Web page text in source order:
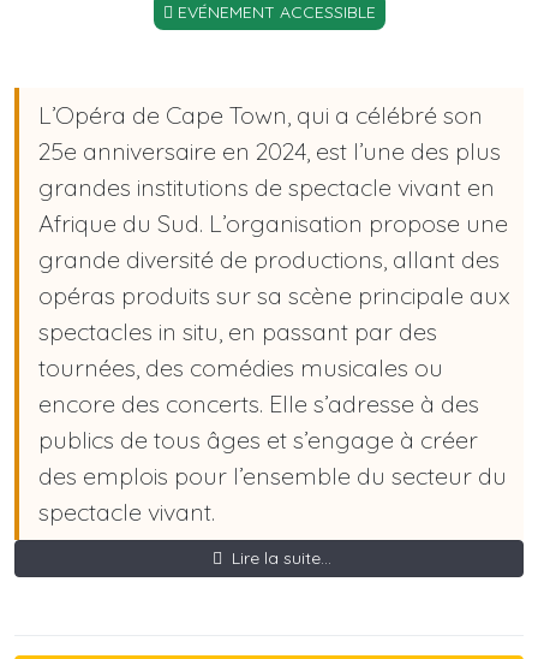
EVÉNEMENT ACCESSIBLE
L’Opéra de Cape Town, qui a célébré son
25e anniversaire en 2024, est l’une des plus
grandes institutions de spectacle vivant en
Afrique du Sud. L’organisation propose une
grande diversité de productions, allant des
opéras produits sur sa scène principale aux
spectacles in situ, en passant par des
tournées, des comédies musicales ou
encore des concerts. Elle s’adresse à des
publics de tous âges et s’engage à créer
des emplois pour l’ensemble du secteur du
spectacle vivant.
Lire la suite...